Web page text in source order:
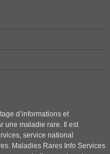
d’informations et
une maladie rare. Il est
service national
Maladies Rares Info Services